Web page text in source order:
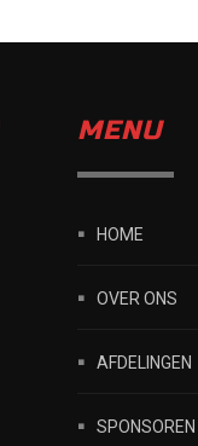
MENU
HOME
OVER ONS
AFDELINGEN
SPONSOREN